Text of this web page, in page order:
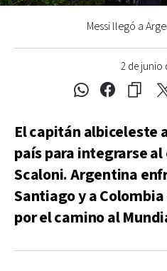
2 de junio
Messi llegó a
El capitán albiceleste
país para integrarse
Scaloni. Argentina
Santiago y a
por el camino al